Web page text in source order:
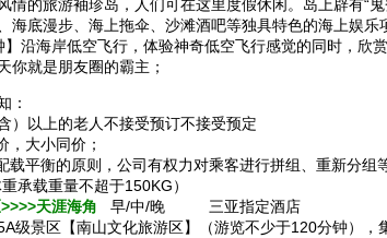
的旅游袖珍岛，人们可在这里度假休闲。岛上辟有“
海底漫步、海上拖伞、沙滩酒吧等独具特色的海上娱乐
】沿海岸低空飞行，体验神奇低空飞行感觉的同时，
你就是朋友圈的霸主；
：
）以上的老人不接受预订不接受预定
，大小同价；
载平衡的原则，公司有权力对乘客进行拼组、重新分
承载重量不超于150KG）
天涯海角 早/中/晚 三亚指定酒店
级景区【南山文化旅游区】（游览不少于120分钟）